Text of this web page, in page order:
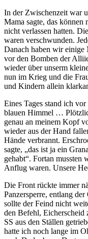
In der Zwischenzeit war
Mama sagte, das können
nicht verlassen hatten.
waren verschwunden.
Danach haben wir einige
vor den Bomben der
wieder über unserm
nun im Krieg und die
und Kindern allein
Eines Tages stand ich
blauen Himmel …
genau an meinem Kopf
wieder aus der Hand
Hände verbrannt.
sagte,
das ist ja ein
gehabt . Fortan mussten
Anflug waren. Unsere
Die Front rückte immer
Panzersperre, entlang
sollte der Feind nicht
den Befehl, Eicherscheid
SS aus den Ställen
hatte ich noch lange im